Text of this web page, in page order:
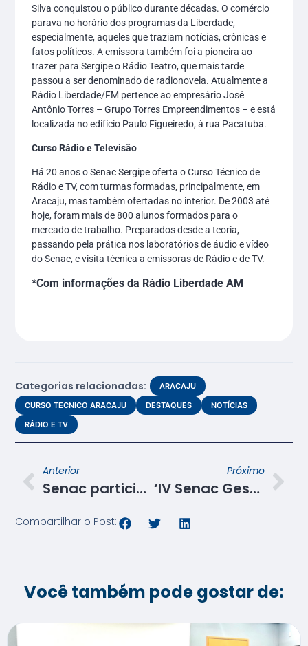
Silva conquistou o público durante décadas. O comércio
parava no horário dos programas da Liberdade,
especialmente, aqueles que traziam notícias, crônicas e
fatos políticos. A emissora também foi a pioneira ao
trazer para Sergipe o Rádio Teatro, que mais tarde
passou a ser denominado de radionovela. Atualmente a
Rádio Liberdade/FM pertence ao empresário José
Antônio Torres – Grupo Torres Empreendimentos – e está
localizada no edifício Paulo Figueiredo, à rua Pacatuba.
Curso Rádio e Televisão
Há 20 anos o Senac Sergipe oferta o Curso Técnico de
Rádio e TV, com turmas formadas, principalmente, em
Aracaju, mas também ofertadas no interior. De 2003 até
hoje, foram mais de 800 alunos formados para o
mercado de trabalho. Preparados desde a teoria,
passando pela prática nos laboratórios de áudio e vídeo
do Senac, e visita técnica a emissoras de Rádio e de TV.
*Com informações da Rádio Liberdade AM
Categorias relacionadas:
ARACAJU
CURSO TECNICO ARACAJU
DESTAQUES
NOTÍCIAS
RÁDIO E TV
Anterior
Senac participa das comemorações dos 70 anos da Rádio Liberdade AM
Próximo
‘IV Senac Gestão e Você’ promove debate sobre empreendedorismo e inovação
Compartilhar o Post:
Você também pode gostar de: